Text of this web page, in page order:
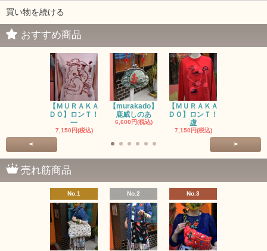
買い物を続ける
おすすめ商品
【ＭＵＲＡＫＡ
ＤＯ】ロンＴ！
一
7,150円(税込)
【murakado】
鹿威しのあ
6,600円(税込)
【ＭＵＲＡＫＡ
ＤＯ】ロンＴ！
虚
7,150円(税込)
< >
売れ筋商品
No.1 No.2 No.3